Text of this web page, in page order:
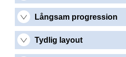
Långsam progression
Tydlig layout